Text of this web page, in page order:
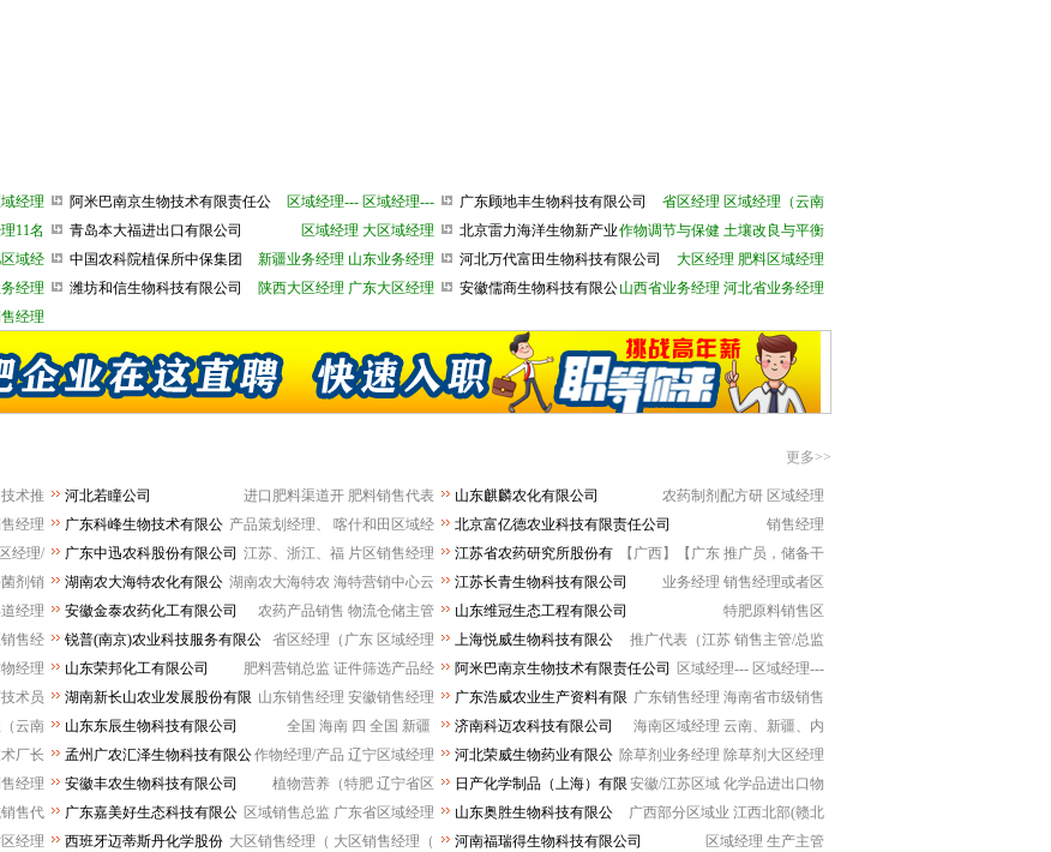
域经理
11名
域经
经理
经理
区域经理--- 区域经理---
阿米巴南京生物技术有限责任公
司
区域经理 大区域经理
青岛本大福进出口有限公司
新疆业务经理 山东业务经理
中国农科院植保所中保集团
陕西大区经理 广东大区经理
潍坊和信生物科技有限公司
省区经理 区域经理（云南
广东顾地丰生物科技有限公司
作物调节与保健 土壤改良与平衡
北京雷力海洋生物新产业
股份有限公司
大区经理 肥料区域经理
河北万代富田生物科技有限公司
山西省业务经理 河北省业务经理
安徽儒商生物科技有限公
更多>>
术推
经理
经理/
剂销
经理
售经
经理
术员
云南
厂长
经理
售代
经理
进口肥料渠道开 肥料销售代表
河北若瞳公司
产品策划经理、 喀什和田区域经
广东科峰生物技术有限公
司
江苏、浙江、福 片区销售经理
广东中迅农科股份有限公司
湖南农大海特农 海特营销中心云
湖南农大海特农化有限公
司
农药产品销售 物流仓储主管
安徽金泰农药化工有限公司
省区经理（广东 区域经理
锐普(南京)农业科技服务有限公
司
肥料营销总监 证件筛选产品经
山东荣邦化工有限公司
山东销售经理 安徽销售经理
湖南新长山农业发展股份有限
公司
全国 海南 四 全国 新疆
山东东辰生物科技有限公司
作物经理/产品 辽宁区域经理
孟州广农汇泽生物科技有限公
司
植物营养（特肥 辽宁省区
安徽丰农生物科技有限公司
区域销售总监 广东省区域经理
广东嘉美好生态科技有限公
司
大区销售经理（ 大区销售经理（
西班牙迈蒂斯丹化学股份
农药制剂配方研 区域经理
山东麒麟农化有限公司
销售经理
北京富亿德农业科技有限责任公司
【广西】【广东 推广员，储备干
江苏省农药研究所股份有
限公司
业务经理 销售经理或者区
江苏长青生物科技有限公司
特肥原料销售区
山东维冠生态工程有限公司
推广代表（江苏 销售主管/总监
上海悦威生物科技有限公
司
区域经理--- 区域经理---
阿米巴南京生物技术有限责任公司
广东销售经理 海南省市级销售
广东浩威农业生产资料有限
公司
海南区域经理 云南、新疆、内
济南科迈农科技有限公司
除草剂业务经理 除草剂大区经理
河北荣威生物药业有限公
司
安徽/江苏区域 化学品进出口物
日产化学制品（上海）有限
公司
广西部分区域业 江西北部(赣北
山东奥胜生物科技有限公
司
区域经理 生产主管
河南福瑞得生物科技有限公司